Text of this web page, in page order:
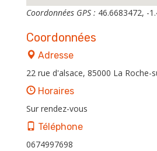
Coordonnées GPS : 46.6683472, -
Coordonnées
Adresse
22 rue d'alsace, 85000 La Roche-
Horaires
Sur rendez-vous
Téléphone
0674997698